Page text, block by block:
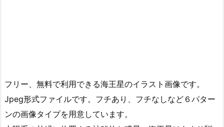
フリー、無料で利用できる海王星のイラスト画像です。
Jpeg形式ファイルです。フチあり、フチなしなど６パター
ンの画像タイプを用意しています。